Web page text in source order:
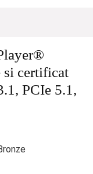
certificat
PCIe 5.1,